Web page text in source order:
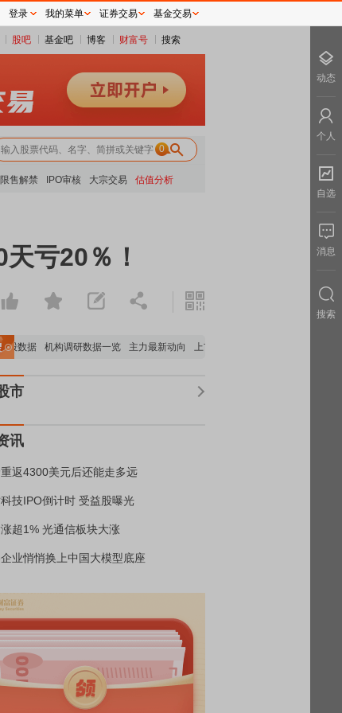
股吧 基金吧 博客 财富号 搜索
0
限售解禁 IPO审核 大宗交易 估值分析
亏20％！
数据 机构调研数据一览 主力最新动向 上市公司限售股解禁一览
市
讯
返4300美元后还能走多远
技IPO倒计时 受益股曝光
超1% 光通信板块大涨
业悄悄换上中国大模型底座
登录 我的菜单 证券交易 基金交易
动态
个人
自选
消息
搜索